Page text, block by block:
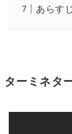
あらす
ターミネタ